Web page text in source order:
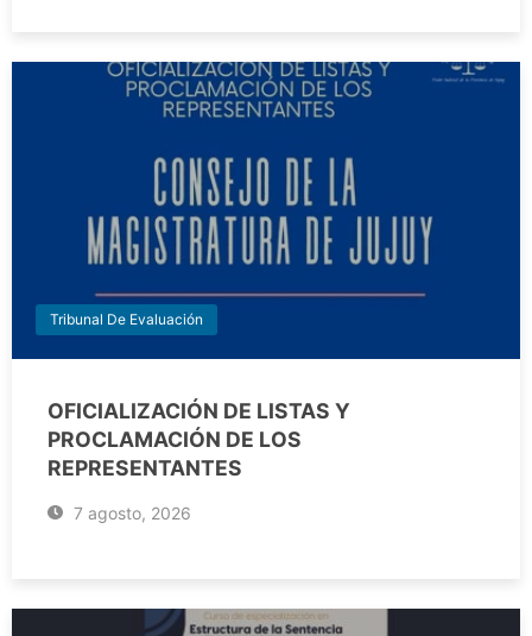
Tribunal De Evaluación
OFICIALIZACIÓN DE LISTAS Y
PROCLAMACIÓN DE LOS
REPRESENTANTES
7 agosto, 2026